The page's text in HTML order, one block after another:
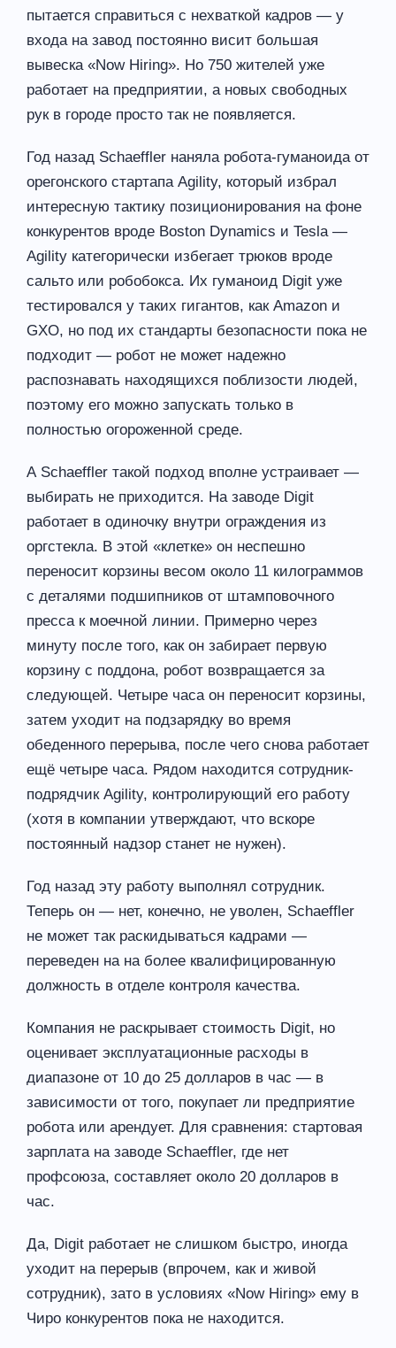
пытается справиться с нехваткой кадров — у
входа на завод постоянно висит большая
вывеска «Now Hiring». Но 750 жителей уже
работает на предприятии, а новых свободных
рук в городе просто так не появляется.
Год назад Schaeffler наняла робота-гуманоида от
орегонского стартапа Agility, который избрал
интересную тактику позиционирования на фоне
конкурентов вроде Boston Dynamics и Tesla —
Agility категорически избегает трюков вроде
сальто или робобокса. Их гуманоид Digit уже
тестировался у таких гигантов, как Amazon и
GXO, но под их стандарты безопасности пока не
подходит — робот не может надежно
распознавать находящихся поблизости людей,
поэтому его можно запускать только в
полностью огороженной среде.
А Schaeffler такой подход вполне устраивает —
выбирать не приходится. На заводе Digit
работает в одиночку внутри ограждения из
оргстекла. В этой «клетке» он неспешно
переносит корзины весом около 11 килограммов
с деталями подшипников от штамповочного
пресса к моечной линии. Примерно через
минуту после того, как он забирает первую
корзину с поддона, робот возвращается за
следующей. Четыре часа он переносит корзины,
затем уходит на подзарядку во время
обеденного перерыва, после чего снова работает
ещё четыре часа. Рядом находится сотрудник-
подрядчик Agility, контролирующий его работу
(хотя в компании утверждают, что вскоре
постоянный надзор станет не нужен).
Год назад эту работу выполнял сотрудник.
Теперь он — нет, конечно, не уволен, Schaeffler
не может так раскидываться кадрами —
переведен на на более квалифицированную
должность в отделе контроля качества.
Компания не раскрывает стоимость Digit, но
оценивает эксплуатационные расходы в
диапазоне от 10 до 25 долларов в час — в
зависимости от того, покупает ли предприятие
робота или арендует. Для сравнения: стартовая
зарплата на заводе Schaeffler, где нет
профсоюза, составляет около 20 долларов в
час.
Да, Digit работает не слишком быстро, иногда
уходит на перерыв (впрочем, как и живой
сотрудник), зато в условиях «Now Hiring» ему в
Чиро конкурентов пока не находится.